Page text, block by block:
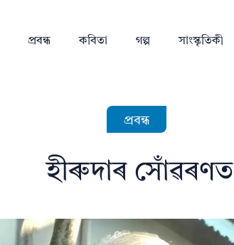
প্ৰবন্ধ কবিতা গল্প সাংস্কৃতিকী
প্ৰবন্ধ
হীৰুদাৰ সোঁৱৰণত